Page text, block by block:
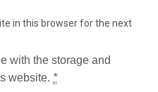
in this browser for the next
with the storage and
website. *